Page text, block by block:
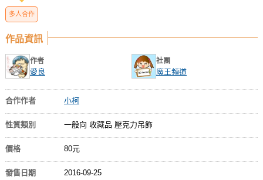
多人合作
作品資訊
作者
愛良
社團
魔王頻道
合作作者 小柯
性質類別 一般向 收藏品 壓克力吊飾
價格 80元
發售日期 2016-09-25